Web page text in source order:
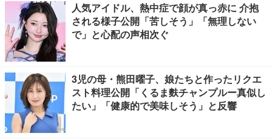
人気アイドル、熱中症で顔が真っ赤に 介抱
される様子公開「苦しそう」「無理しない
で」と心配の声相次ぐ
3児の母・熊田曜子、娘たちと作ったリクエ
スト料理公開「くるま麩チャンプルー真似し
たい」「健康的で美味しそう」と反響